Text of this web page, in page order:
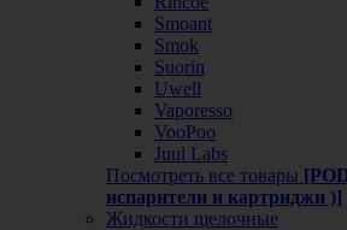
Smoant
Smok
Suorin
Uwell
Vaporesso
VooPoo
Juul Labs
Посмотреть все товары
испарители и картриджи )]
Жидкости щелочные